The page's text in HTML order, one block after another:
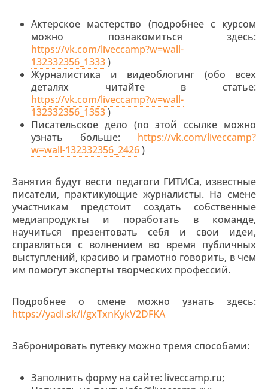
Актерское мастерство (подробнее с курсом
можно познакомиться здесь:
https://vk.com/liveccamp?w=wall-
132332356_1333)
Журналистика и видеоблогинг (обо всех
деталях читайте в статье:
https://vk.com/liveccamp?w=wall-
132332356_1353)
Писательское дело (по этой ссылке можно
узнать больше: https://vk.com/liveccamp?
w=wall-132332356_2426)
Занятия будут вести педагоги ГИТИСа, известные
писатели, практикующие журналисты. На смене
участникам предстоит создать собственные
медиапродукты и поработать в команде,
научиться презентовать себя и свои идеи,
справляться с волнением во время публичных
выступлений, красиво и грамотно говорить, в чем
им помогут эксперты творческих профессий.
Подробнее о смене можно узнать здесь:
https://yadi.sk/i/gxTxnKykV2DFKA
Забронировать путевку можно тремя способами:
Заполнить форму на сайте: liveccamp.ru;